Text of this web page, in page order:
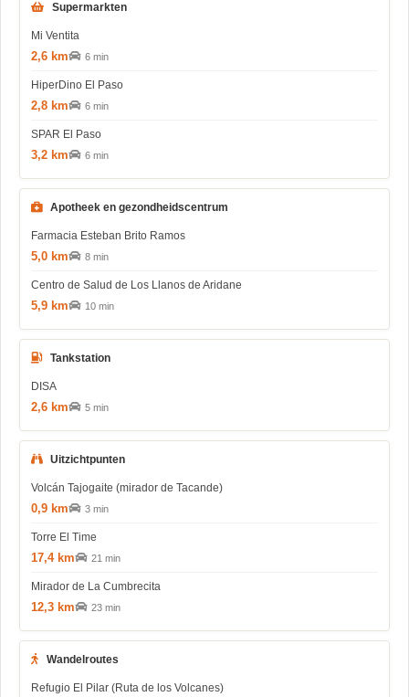
Supermarkten
Mi Ventita
2,6 km 6 min
HiperDino El Paso
2,8 km 6 min
SPAR El Paso
3,2 km 6 min
Apotheek en gezondheidscentrum
Farmacia Esteban Brito Ramos
5,0 km 8 min
Centro de Salud de Los Llanos de Aridane
5,9 km 10 min
Tankstation
DISA
2,6 km 5 min
Uitzichtpunten
Volcán Tajogaite (mirador de Tacande)
0,9 km 3 min
Torre El Time
17,4 km 21 min
Mirador de La Cumbrecita
12,3 km 23 min
Wandelroutes
Refugio El Pilar (Ruta de los Volcanes)